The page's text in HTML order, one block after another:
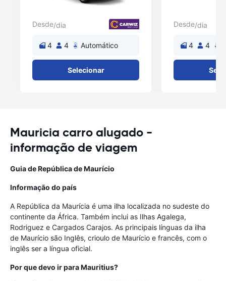
Desde/dia
4 4 Automático
Selecionar
Desde/dia
4 4
Mauricia carro alugado -
informação de viagem
Guia de República de Maurício
Informação do país
A República da Maurícia é uma ilha localizada no sudeste do
continente da África. Também inclui as Ilhas Agalega,
Rodriguez e Cargados Carajos. As principais línguas da ilha
de Maurício são Inglês, crioulo de Maurício e francês, com o
inglês ser a língua oficial.
Por que devo ir para Mauritius?